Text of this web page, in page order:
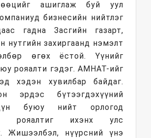
ашиглаж буй уул
бизнесийн нийтлэг
гадна Засгийн газарт,
нутгийн захиргаанд нэмэлт
өгөх ёстой. Үүнийг
рояалти гэдэг. АМНАТ-ийг
хэдэн хувилбар байдаг.
эрдэс бүтээгдэхүүний
буюу нийт орлогод
рояалтиг ихэнх улс
Жишээлбэл, нүүрсний үнэ